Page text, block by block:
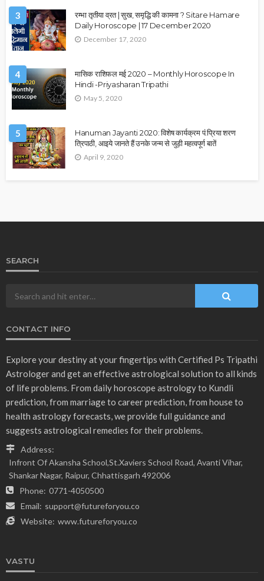
3
रम्भा तृतीया व्रत | सुख, समृद्धि की कामना ? Sitare Hamare
Daily Horoscope | 17 December 2020
December 17, 2020
4
मासिक राशिफल मई 2020 – Monthly Horoscope In
Hindi -Priyasharan Tripathi
May 5, 2020
5
Hanuman Jayanti 2020: विशेष कार्यक्रम पं.प्रिया शरण
त्रिपाठी, आइये जानते हैं उनके जन्म से जुड़ी महत्वपूर्ण बातें
April 9, 2020
SEARCH
CONTACT INFO
Explore your destiny at your fingertips with Certified Ps Tripathi
Astrologer and get an effective astrological solution to all kinds
of life problems. From daily horoscope astrology to Kundli
prediction, from marriage to career prediction, from house to
health astrology forecasts, we provide full guidance and
suggests astrological remedies for their problems.
Address:
Infront Of Akansha School,St.Xaviers School Road, Avanti Vihar,
Shankar Nagar, Raipur, Chhattisgarh 492006
Phone: 0771-4050500
Email: support@futureforyou.co
Website: www.futureforyou.co
VASTU